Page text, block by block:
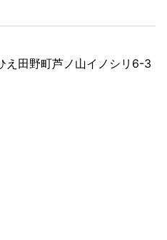
田野町芦ノ山イノシリ6-3